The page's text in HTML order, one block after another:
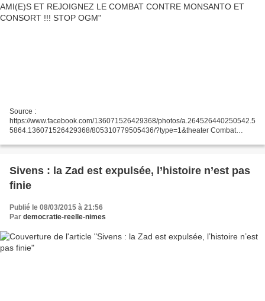
Source :
https://www.facebook.com/136071526429368/photos/a.264526440250542.5
5864.136071526429368/805310779505436/?type=1&theater Combat
CONTRE MONSANTO ET CONSORT !!! STOP OGM Le 23 mai 2015...
Sivens : la Zad est expulsée, l’histoire n’est pas
finie
Publié le 08/03/2015 à 21:56
Par democratie-reelle-nimes